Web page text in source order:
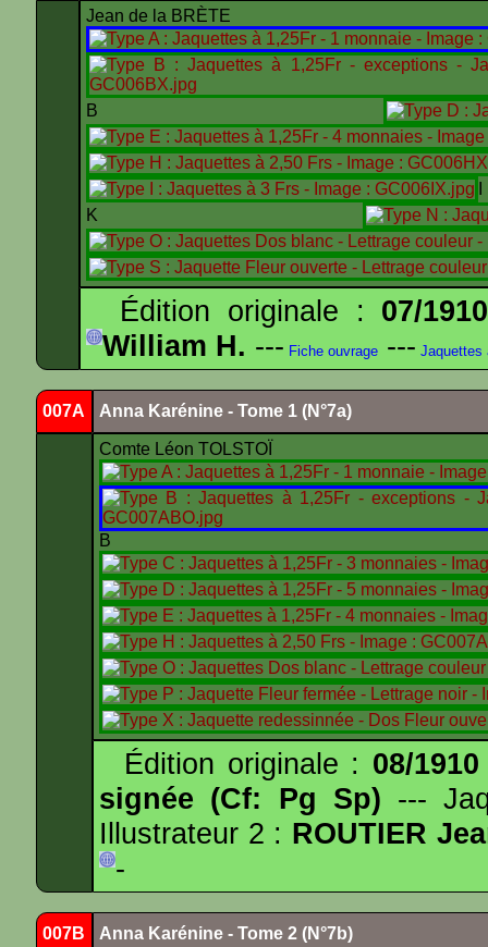
Jean de la BRÈTE
B
K
Édition originale : 07/1910
William H. --- Fiche ouvrage --- Jaquettes
007A Anna Karénine - Tome 1 (N°7a)
Comte Léon TOLSTOÏ
B
Édition originale : 08/1910
signée (Cf: Pg Sp) ---
Illustrateur 2 : ROUTIER
-
007B Anna Karénine - Tome 2 (N°7b)